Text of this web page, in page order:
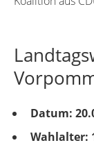
Datum:
Wahlalter: